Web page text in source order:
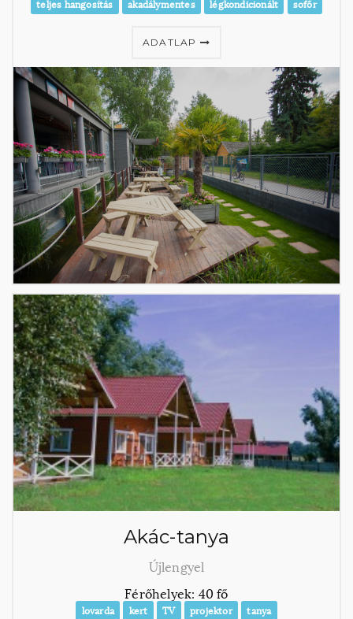
teljes hangosítás akadálymentes légkondicionált sofőr
ADATLAP
Akác-tanya
Újlengyel
Férőhelyek: 40 fő
lovarda kert TV projektor tanya